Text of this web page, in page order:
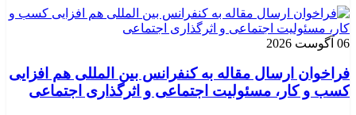
06 آگوست 2026
فراخوان ارسال مقاله به کنفرانس بین المللی هم افزایی
کسب و کار، مسئولیت اجتماعی و اثرگذاری اجتماعی